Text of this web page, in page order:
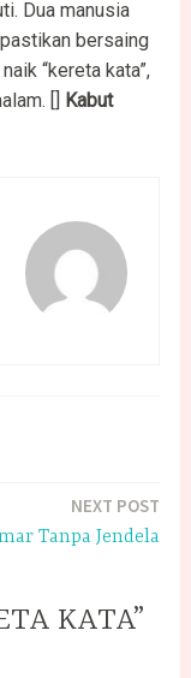
Dua manusia
bersaing
“kereta kata”,
[]
Kabut
NEXT POST
Tanpa Jendela
KATA”